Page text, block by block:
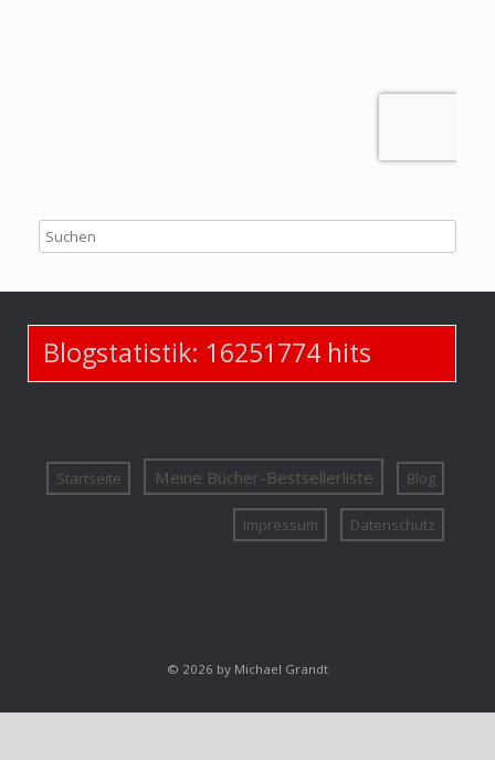
Blogstatistik: 16251774 hits
Startseite Meine Bücher-Bestsellerliste Blog
Impressum Datenschutz
© 2026 by Michael Grandt